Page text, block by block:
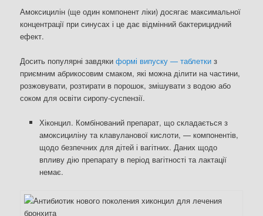
Амоксицилін (ще один компонент ліки) досягає максимальної
концентрації при синусах і це дає відмінний бактерицидний
ефект.
Досить популярні завдякиформі випуску — таблеткиз
приємним абрикосовим смаком, які можна ділити на частини,
розжовувати, розтирати в порошок, змішувати з водою або
соком для освіти сиропу-суспензії.
Хіконцил. Комбінований препарат, що складається з
амоксициліну та клавуланової кислоти, — компонентів,
щодо безпечних для дітей і вагітних. Даних щодо
впливу дію препарату в період вагітності та лактації
немає.